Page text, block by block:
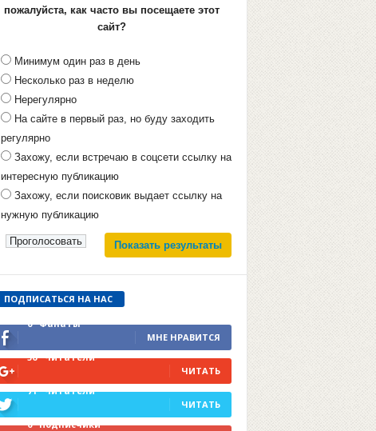
пожалуйста, как часто вы посещаете этот
сайт?
Минимум один раз в день
Несколько раз в неделю
Нерегулярно
На сайте в первый раз, но буду заходить
регулярно
Захожу, если встречаю в соцсети ссылку на
интересную публикацию
Захожу, если поисковик выдает ссылку на
нужную публикацию
Показать результаты
ПОДПИСАТЬСЯ НА НАС
0
Фанаты
МНЕ НРАВИТСЯ
56
Читатели
ЧИТАТЬ
71 Читатели
ЧИТАТЬ
0
Подписчики